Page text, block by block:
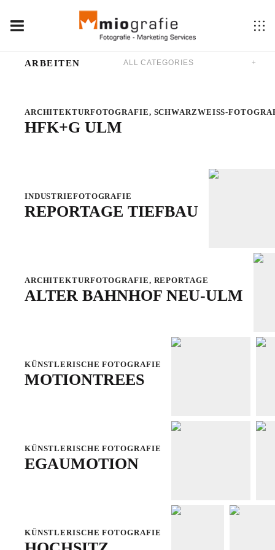
ARBEITEN
ARCHITEKTURFOTOGRAFIE, SCHWARZWEISS-
HFK+G ULM
INDUSTRIEFOTOGRAFIE
REPORTAGE TIEFBAU
ARCHITEKTURFOTOGRAFIE, REPORTAGE
ALTER BAHNHOF NEU-ULM
KÜNSTLERISCHE FOTOGRAFIE
MOTIONTREES
KÜNSTLERISCHE FOTOGRAFIE
EGAUMOTION
KÜNSTLERISCHE FOTOGRAFIE